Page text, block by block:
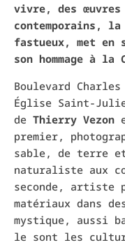
vivre, des
contemporains,
fastueux, met en
son hommage à la
Boulevard
Église Saint-
de Thierry Vezon
premier,
sable, de terre
naturaliste aux
seconde, artiste
matériaux dans
mystique, aussi
le sont les